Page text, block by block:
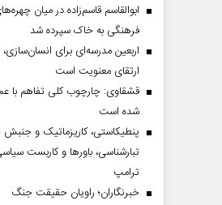
ابوالقاسم قاسم‌زاده در میان
فرهنگی به خاک سپرده شد
اربعین مدرسه‌ای برای
ارتقای معنویت است
قشقاوی: چارچوب کلی تفاهم
شده است
پنطیکاستی، کاریزماتیک و
تبارشناسی، باور‌ها و کاربست
ترامپ
خبرنگاران؛ راویان حقیقت جنگ